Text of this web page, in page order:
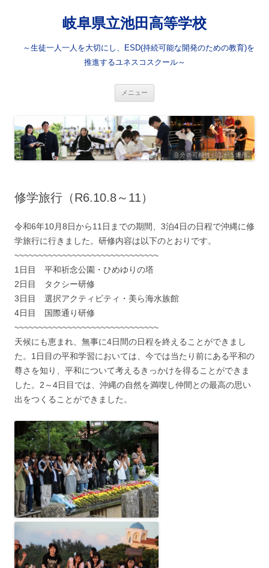
岐阜県立池田高等学校
～生徒一人一人を大切にし、ESD(持続可能な開発のための教育)を
推進するユネスコスクール～
メニュー
ツ
へ
ス
キ
ッ
プ
修学旅行（R6.10.8～11）
令和6年10月8日から11日までの期間、3泊4日の日程で沖縄に修
学旅行に行きました。研修内容は以下のとおりです。
~~~~~~~~~~~~~~~~~~~~~~~~~~~~~~
1日目 平和祈念公園・ひめゆりの塔
2日目 タクシー研修
3日目 選択アクティビティ・美ら海水族館
4日目 国際通り研修
~~~~~~~~~~~~~~~~~~~~~~~~~~~~~~
天候にも恵まれ、無事に4日間の日程を終えることができまし
た。1日目の平和学習においては、今では当たり前にある平和の
尊さを知り、平和について考えるきっかけを得ることができま
した。2～4日目では、沖縄の自然を満喫し仲間との最高の思い
出をつくることができました。